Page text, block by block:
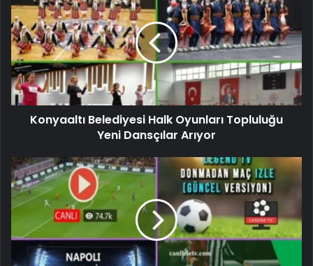
Konyaaltı Belediyesi Halk Oyunları Topluluğu
Yeni Dansçılar Arıyor